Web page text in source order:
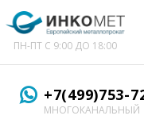
ПН-ПТ С 9:00 ДО 18:00
+7(499)753-
МНОГОКАНАЛЬНЫЙ